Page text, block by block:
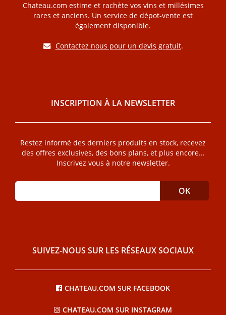
Chateau.com estime et rachète vos vins et millésimes
rares et anciens. Un service de dépot-vente est
également disponible.
Contactez nous pour un devis gratuit.
INSCRIPTION À LA NEWSLETTER
Restez informé des derniers produits en stock, recevez
des offres exclusives, des bons plans, et plus encore...
Inscrivez vous à notre newsletter.
SUIVEZ-NOUS SUR LES RÉSEAUX SOCIAUX
CHATEAU.COM SUR FACEBOOK
CHATEAU.COM SUR INSTAGRAM